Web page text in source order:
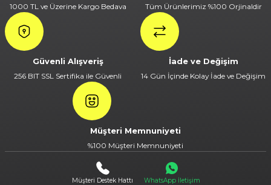
Ürün fiyatı diğer sitelerden daha pahalı.
Bu ürüne benzer farklı alternatifler olmalı.
1000 TL ve Üzerine Kargo Bedava
Tüm Ürünlerimiz %100 Orjinaldir
Güvenli Alışveriş
256 BIT SSL Sertifika ile Güvenli
İade ve Değişim
14 Gün İçinde Kolay İade ve Değişim
Müşteri Memnuniyeti
%100 Müşteri Memnuniyeti
Müşteri Destek Hattı WhatsApp İletişim